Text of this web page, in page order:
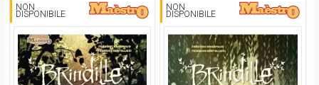
NON
DISPONIBILE
NON
DISPONIBILE